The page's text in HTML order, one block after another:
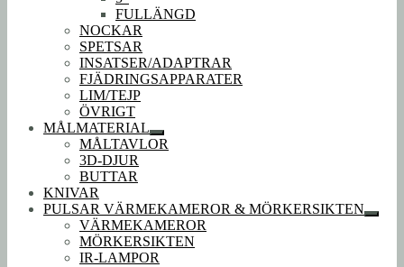
FULLÄNGD
NOCKAR
SPETSAR
INSATSER/ADAPTRAR
FJÄDRINGSAPPARATER
LIM/TEJP
ÖVRIGT
MÅLMATERIAL
Expandera
undermeny
MÅLTAVLOR
3D-DJUR
BUTTAR
KNIVAR
PULSAR VÄRMEKAMEROR & MÖRKERSIKTEN
VÄRMEKAMEROR
MÖRKERSIKTEN
IR-LAMPOR